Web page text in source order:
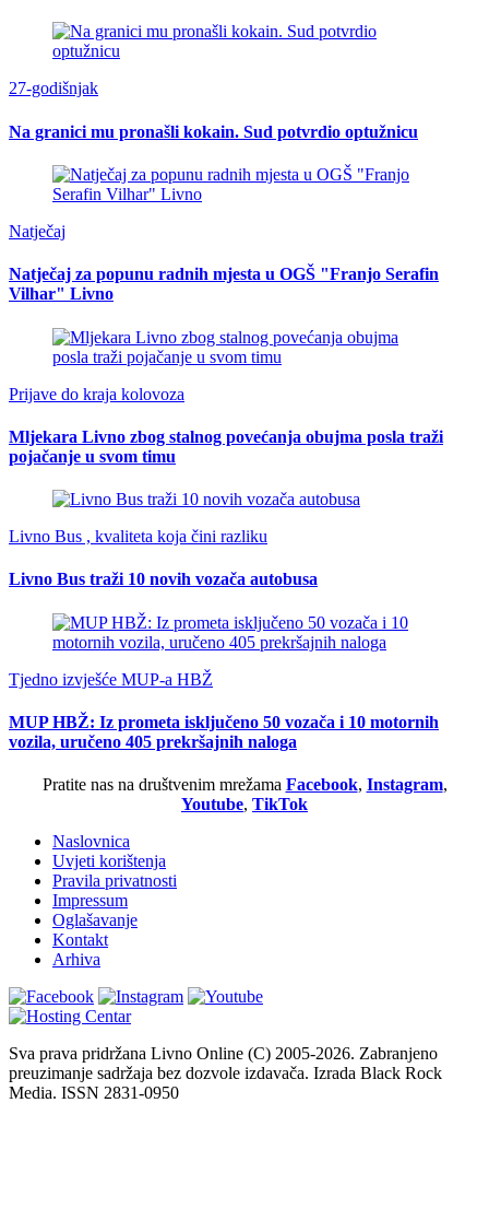
27-godišnjak
Na granici mu pronašli kokain. Sud potvrdio optužnicu
Natječaj
Natječaj za popunu radnih mjesta u OGŠ "Franjo Serafin
Vilhar" Livno
Prijave do kraja kolovoza
Mljekara Livno zbog stalnog povećanja obujma posla traži
pojačanje u svom timu
Livno Bus , kvaliteta koja čini razliku
Livno Bus traži 10 novih vozača autobusa
Tjedno izvješće MUP-a HBŽ
MUP HBŽ: Iz prometa isključeno 50 vozača i 10 motornih
vozila, uručeno 405 prekršajnih naloga
Pratite nas na društvenim mrežama Facebook, Instagram,
Youtube, TikTok
Naslovnica
Uvjeti korištenja
Pravila privatnosti
Impressum
Oglašavanje
Kontakt
Arhiva
Sva prava pridržana Livno Online (C) 2005-2026. Zabranjeno
preuzimanje sadržaja bez dozvole izdavača. Izrada Black Rock
Media. ISSN 2831-0950